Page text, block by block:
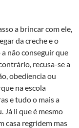
a brincar com ele,
da creche e o
não conseguir que
recusa-se a
obediencia ou
na escola
e tudo o mais a
Já li que é mesmo
casa regridem mas